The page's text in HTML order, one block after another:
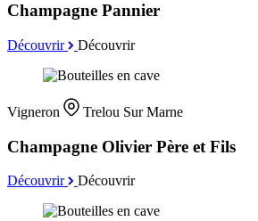
Champagne Pannier
Découvrir Découvrir
Vigneron Trelou Sur Marne
Champagne Olivier Père et Fils
Découvrir Découvrir